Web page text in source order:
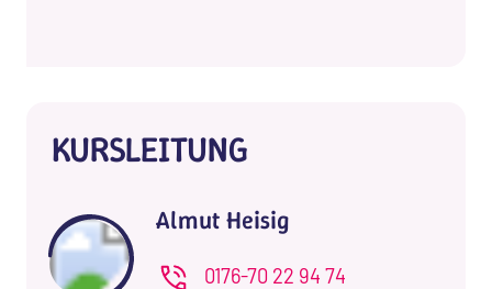
KURSLEITUNG
Almut Heisig
0176-70 22 94 74